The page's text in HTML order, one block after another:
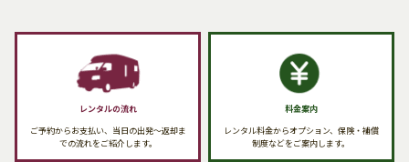
レンタルの流れ
ご予約からお支払い、当日の出発〜返却ま
での流れをご紹介します。
料金案内
レンタル料金からオプション、保険・補償
制度などをご案内します。